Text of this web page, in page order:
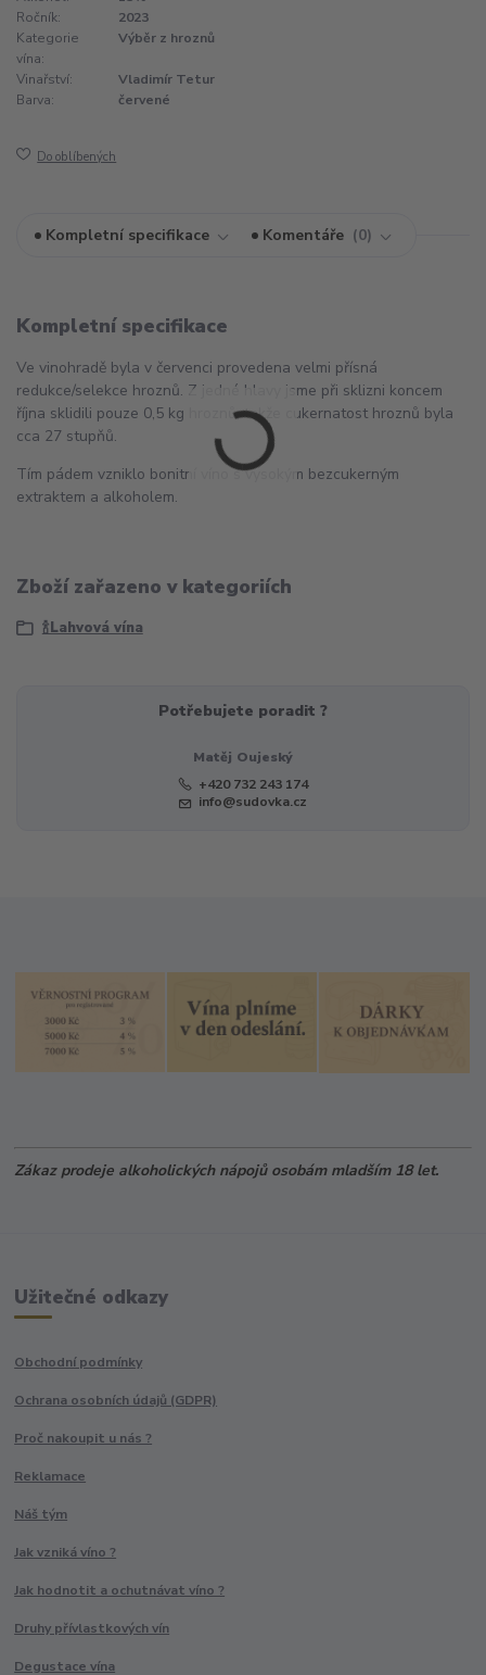
Ročník:
2023
Kategorie
vína:
Výběr z hroznů
Vinařství:
Vladimír Tetur
Barva:
červené
Do oblíbených
Kompletní specifikace Komentáře 0
Kompletní specifikace
Ve vinohradě byla v červenci provedena velmi přísná
redukce/selekce hroznů. Z jedné hlavy jsme při sklizni koncem
října sklidili pouze 0,5 kg hroznů, takže cukernatost hroznů byla
cca 27 stupňů.
Tím pádem vzniklo bonitní víno s vysokým bezcukerným
extraktem a alkoholem.
Zboží zařazeno v kategoriích
🍾Lahvová vína
Potřebujete poradit ?
Matěj Oujeský
+420 732 243 174
info@sudovka.cz
Zákaz prodeje alkoholických nápojů osobám mladším 18 let.
Užitečné odkazy
Obchodní podmínky
Ochrana osobních údajů (GDPR)
Proč nakoupit u nás ?
Reklamace
Náš tým
Jak vzniká víno ?
Jak hodnotit a ochutnávat víno ?
Druhy přívlastkových vín
Degustace vína